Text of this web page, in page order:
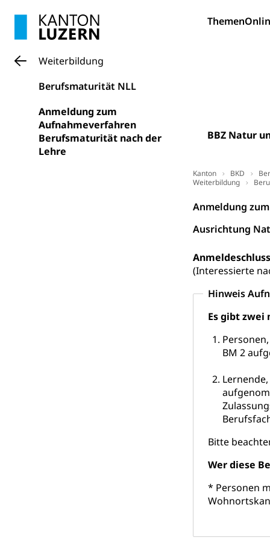
Themen
BBZ Natur
Weiterbildung
Berufsmaturität NLL
Anmeldung zum
Aufnahmeverfahren
Berufsmaturität nach der
Lehre
Kanton BKD
Weiterbildung
Anmeldung
Ausrichtung
(Interessierte
Hinweis
Es gibt zwei
BM 2
Bitte
Wer diese
* Personen
Amt für
Ausweise
Geburt
Kinder und
Pflege /
Betreuende
Religion
Kirche,
Sport
Haustiere,
Tierschutz
Hunde
Todesfall
Bestattung,
Armee